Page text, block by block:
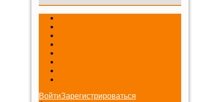
ВойтиЗарегистрироваться